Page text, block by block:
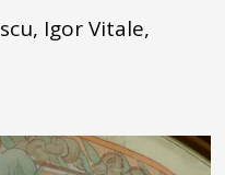
Igor Vitale,